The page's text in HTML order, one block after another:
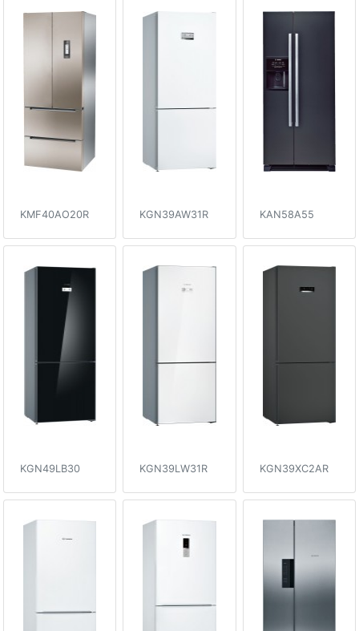
KMF40AO20R KGN39AW31R KAN58A55
KGN49LB30 KGN39LW31R KGN39XC2AR